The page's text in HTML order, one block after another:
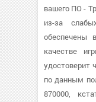
вашего ПО -
из-за
обеспечены
качестве
удостоверит
по данным
870000,